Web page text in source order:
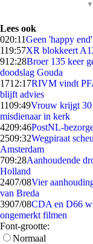
▼
Lees ook
020:11Geen 'happy
119:57XR blokkeert
912:28Broer 135 keer
doodslag Gouda
1712:17RIVM vindt
blijft advies
1109:49Vrouw krijgt 30
misdienaar in kerk
4209:46PostNL-
2509:32Wegpiraat
Amsterdam
709:28Aanhoudende
Holland
2407/08Vier
van Breda
3907/08CDA en D66
ongemerkt filmen
Font-grootte:
Normaal